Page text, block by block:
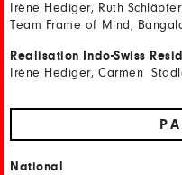
Irène Hediger, Ruth
Team Frame of Mind,
Realisation Indo-Swiss
Irène Hediger, Carmen
National